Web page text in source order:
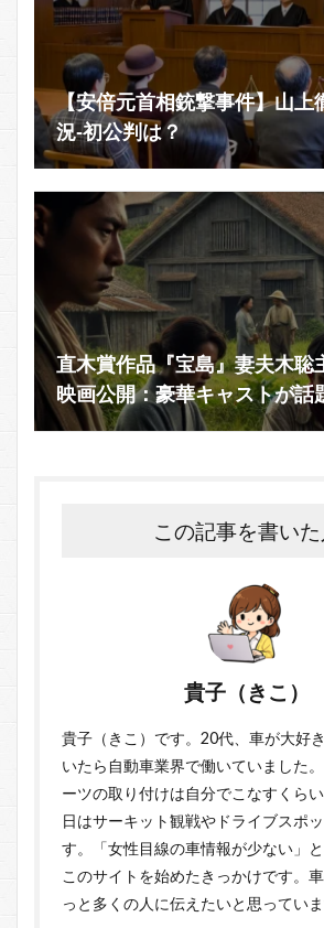
【安倍元首相銃撃事件】山上
況‐初公判は？
直木賞作品『宝島』妻夫木聡
映画公開：豪華キャストが話
この記事を書いた
貴子（きこ）
貴子（きこ）です。20代、車が大好
いたら自動車業界で働いていました
ーツの取り付けは自分でこなすくら
日はサーキット観戦やドライブスポ
す。「女性目線の車情報が少ない」と
このサイトを始めたきっかけです。
っと多くの人に伝えたいと思っていま